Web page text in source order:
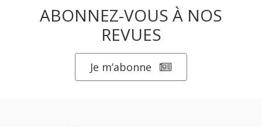
ABONNEZ-VOUS À NOS
REVUES
Je m’abonne